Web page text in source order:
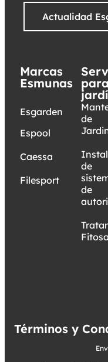
Actualidad
Marcas
Esmunas
Esgarden
Espool
Caessa
Filesport
de
de
de
Términos y